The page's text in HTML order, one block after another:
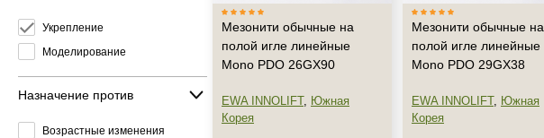
Укрепление
Моделирование
Назначение против
Возрастные изменения
Мезонити обычные на
полой игле линейные
Mono PDO 26GX90
EWA INNOLIFT, Южная
Корея
Мезонити обычные на
полой игле линейные
Mono PDO 29GX38
EWA INNOLIFT, Южная
Корея